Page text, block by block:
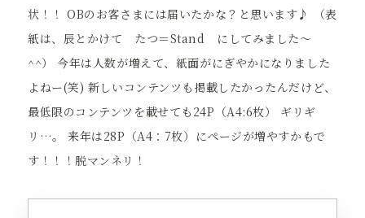
状！！ OBのお客さまには届いたかな？と思います♪ （表
紙は、辰とかけて たつ＝Stand にしてみました～
^^） 今年は人数が増えて、紙面がにぎやかになりました
よねー(笑) 新しいコンテンツも掲載したかったんだけど、
最低限のコンテンツを載せても24P（A4:6枚） ギリギ
リ…。 来年は28P（A4：7枚）にページが増やすかもで
す！！！脱マンネリ！